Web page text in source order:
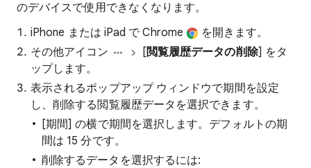
のデバイスで使用できなくなります。
iPhone または iPad で Chrome
を開きます。
その他アイコン
[閲覧履歴データの削除] をタ
ップします。
表示されるポップアップ ウィンドウで期間を設定
し、削除する閲覧履歴データを選択できます。
[期間] の横で期間を選択します。デフォルトの期
間は 15 分です。
削除するデータを選択するには: